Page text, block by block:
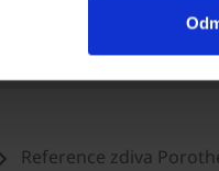
Reference zdiva